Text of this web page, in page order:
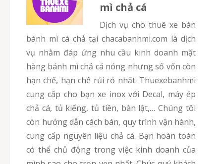
mì chả cá
Dịch vụ cho thuê xe bán
bánh mì cá chả tại chacabanhmi.com là dịch
vụ nhằm đáp ứng nhu cầu kinh doanh mặt
hàng bánh mì chả cá nóng nhưng số vốn còn
hạn chế, hạn chế rủi rỏ nhất. Thuexebanhmi
cung cấp cho bạn xe inox với Decal, máy ép
chả cá, tủ kiếng, tủ tiền, bàn lật,… Chúng tôi
còn hướng dẫn cách bán, quy trình vận hành,
cung cấp nguyên liệu chả cá. Bạn hoàn toàn
có thể chủ động trong việc kinh doanh của